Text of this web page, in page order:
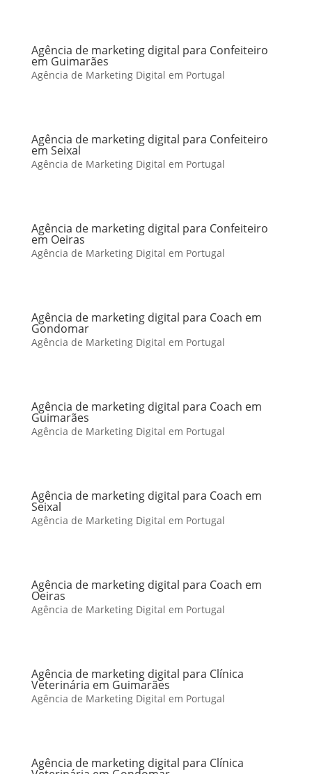
Agência de marketing digital para Confeiteiro
em Guimarães
Agência de Marketing Digital em Portugal
Agência de marketing digital para Confeiteiro
em Seixal
Agência de Marketing Digital em Portugal
Agência de marketing digital para Confeiteiro
em Oeiras
Agência de Marketing Digital em Portugal
Agência de marketing digital para Coach em
Gondomar
Agência de Marketing Digital em Portugal
Agência de marketing digital para Coach em
Guimarães
Agência de Marketing Digital em Portugal
Agência de marketing digital para Coach em
Seixal
Agência de Marketing Digital em Portugal
Agência de marketing digital para Coach em
Oeiras
Agência de Marketing Digital em Portugal
Agência de marketing digital para Clínica
Veterinária em Guimarães
Agência de Marketing Digital em Portugal
Agência de marketing digital para Clínica